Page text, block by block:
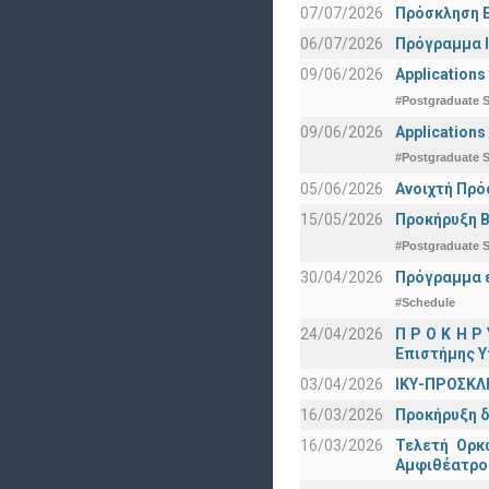
07/07/2026
Πρόσκληση
06/07/2026
Πρόγραμμα
09/06/2026
Applications
#Postgraduate
09/06/2026 Applications
#Postgraduate
05/06/2026
Ανοιχτή
15/05/2026
Προκήρυξη
#Postgraduate
30/04/2026 Πρόγραμμα
#Schedule
24/04/2026
Π Ρ Ο Κ Η Ρ
Επιστήμης
03/04/2026
ΙΚΥ-
16/03/2026
Προκήρυξη
16/03/2026
Τελετή